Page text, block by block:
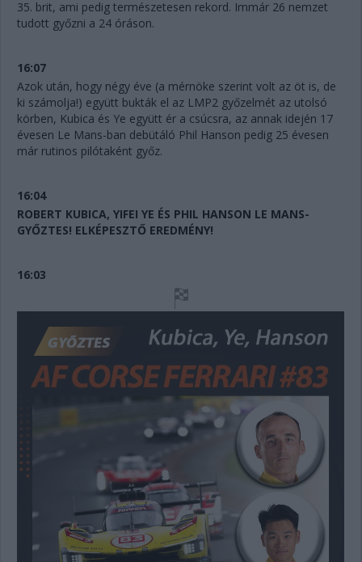
35. brit, ami pedig természetesen rekord. Immár 26 nemzet
tudott győzni a 24 óráson.
16:07
Azok után, hogy négy éve (a mérnöke szerint volt az öt is, de
ki számolja!) együtt bukták el az LMP2 győzelmét az utolsó
körben, Kubica és Ye együtt ér a csúcsra, az annak idején 17
évesen Le Mans-ban debütáló Phil Hanson pedig 25 évesen
már rutinos pilótaként győz.
16:04
ROBERT KUBICA, YIFEI YE ÉS PHIL HANSON LE MANS-
GYŐZTES! ELKÉPESZTŐ EREDMÉNY!
16:03